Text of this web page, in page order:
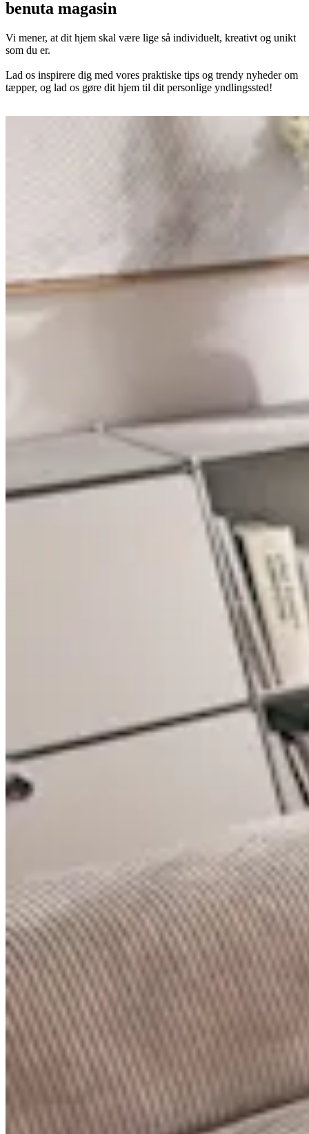
benuta magasin
Vi mener, at dit hjem skal være lige så individuelt, kreativt og unikt
som du er.
Lad os inspirere dig med vores praktiske tips og trendy nyheder om
tæpper, og lad os gøre dit hjem til dit personlige yndlingssted!